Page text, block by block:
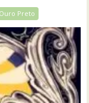
Ouro Preto